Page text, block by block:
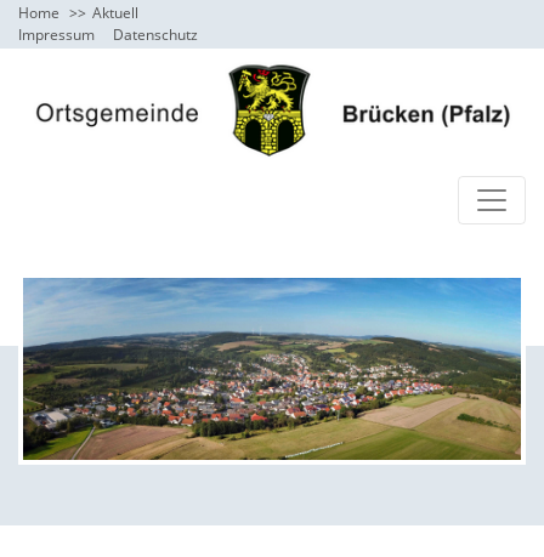
Home
Aktuell
Impressum
Datenschutz